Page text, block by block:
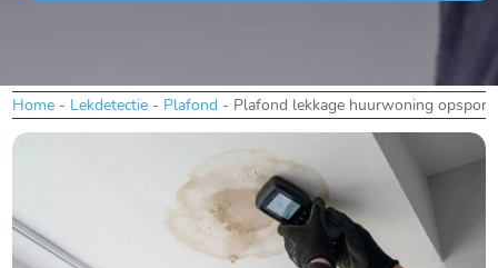
Home - Lekdetectie - Plafond - Plafond lekkage huurwoning